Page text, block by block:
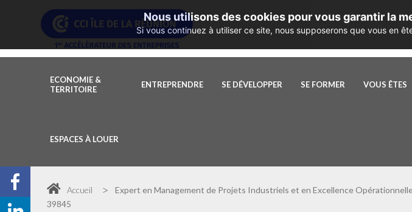
ECONOMIE &
TERRITOIRE
ENTREPRENDRE SE DÉVELOPPER SE FORMER VOUS ÊTES
ESPACES À LOUER
Accueil >
Expert en Management de Projets Industriels et en Excellence Opérationnelle
39845
Nous utilisons des cookies pour vous garantir la
Si vous continuez à utiliser ce site, nous supposerons que vous en